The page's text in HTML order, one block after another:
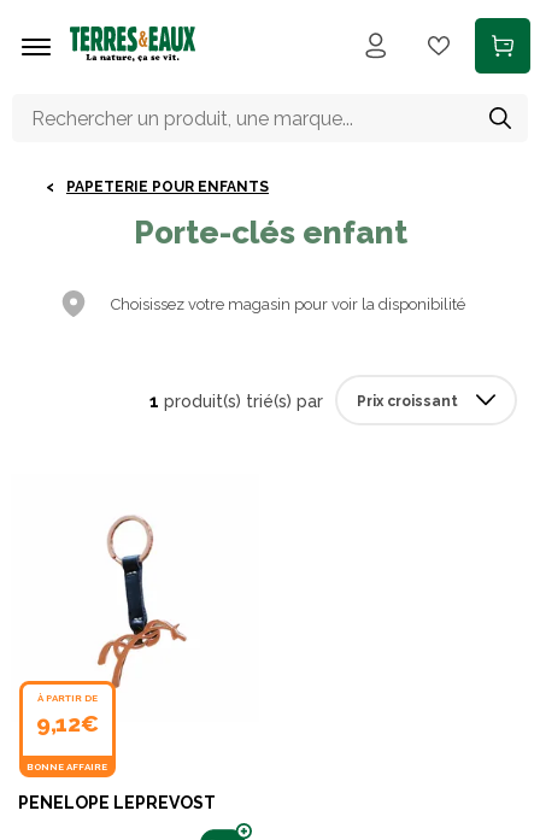
PAPETERIE POUR ENFANTS
Porte-clés enfant
Choisissez votre magasin pour voir la disponibilité
1 produit(s) trié(s) par
À PARTIR DE
9,12€
BONNE AFFAIRE
PENELOPE LEPREVOST